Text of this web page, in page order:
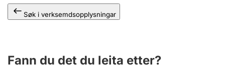
Søk i verksemdsopplysningar
Fann du det du leita etter?